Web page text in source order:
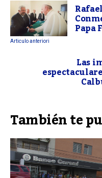
Papa
Articulo anteriori
Las
También te